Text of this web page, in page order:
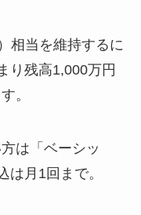
相当を維持するに
り残高1,000万円
。
は「ベーシッ
は月1回まで。